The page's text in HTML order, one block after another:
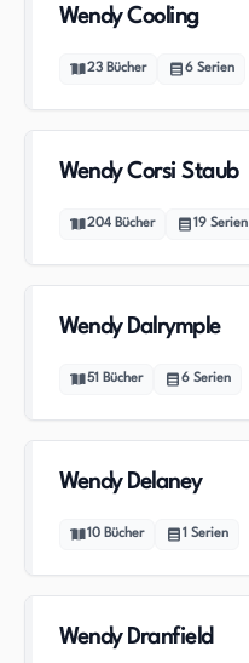
Wendy Cooling
23 Bücher 6 Serien
Wendy Corsi Staub
204 Bücher 19 Serien
Wendy Dalrymple
51 Bücher 6 Serien
Wendy Delaney
10 Bücher 1 Serien
Wendy Dranfield